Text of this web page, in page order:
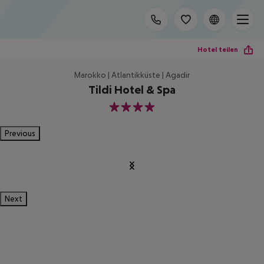
Hotel teilen
Marokko | Atlantikküste | Agadir
Tildi Hotel & Spa
4
Previous
Next